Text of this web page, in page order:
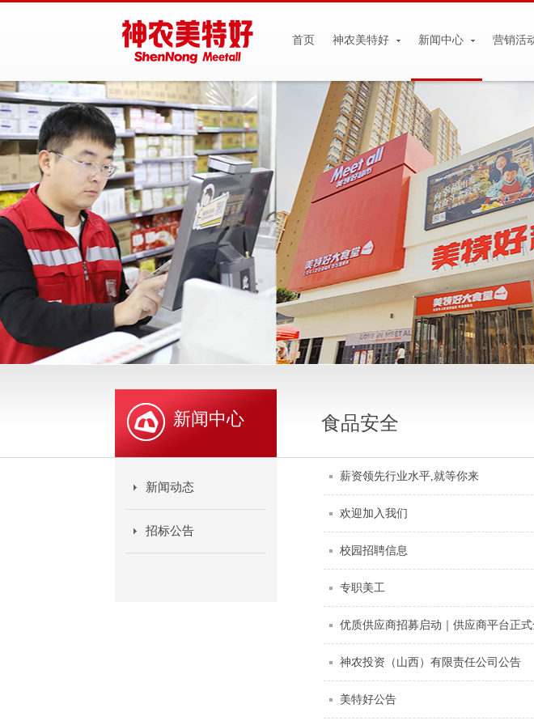
首页 神农美特好 新闻中心 营销活
新闻中心 食品安全
新闻动态
招标公告
薪资领先行业水平,就等你来
欢迎加入我们
校园招聘信息
专职美工
优质供应商招募启动｜供应商平台正
神农投资（山西）有限责任公司公告
美特好公告